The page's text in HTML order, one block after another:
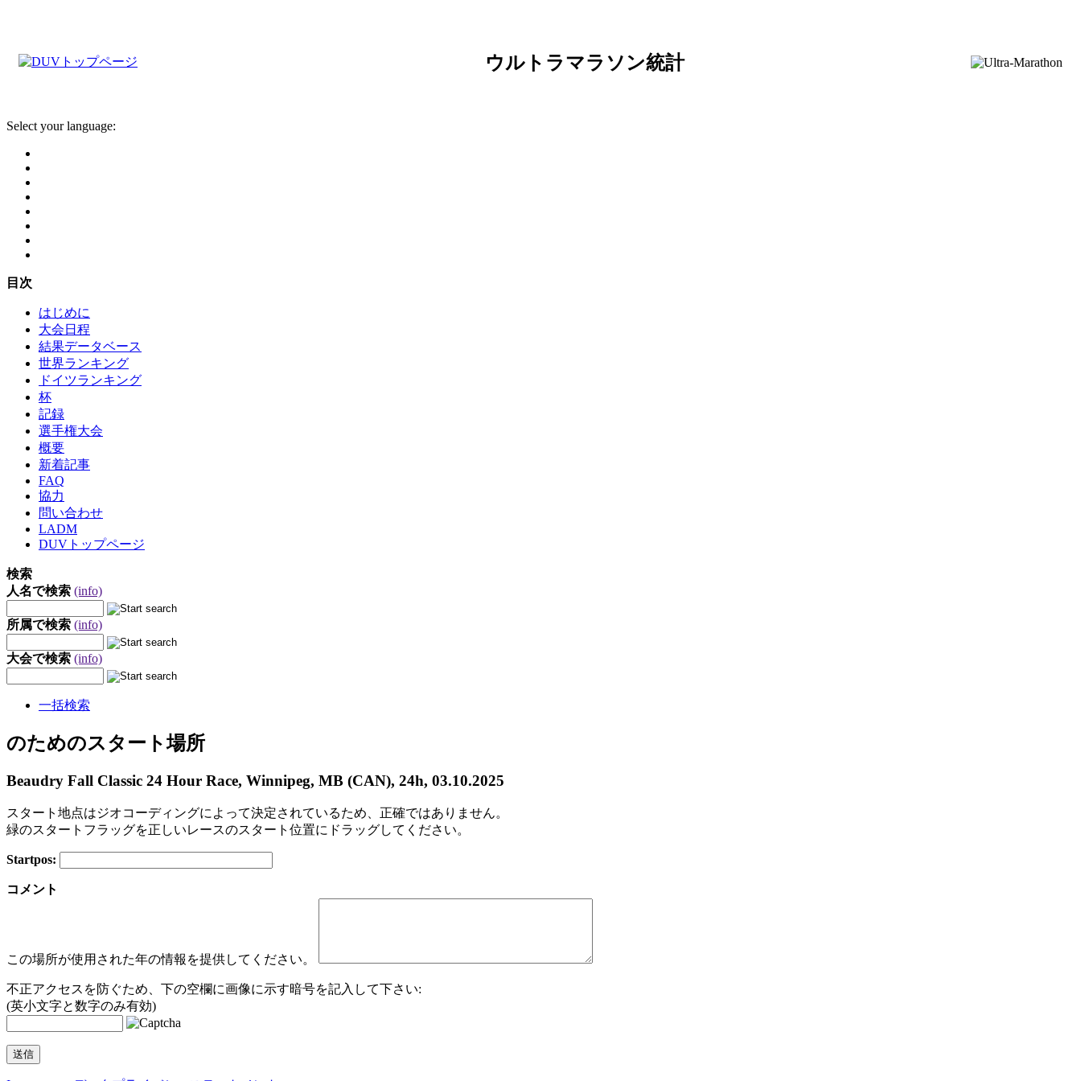
ウルトラマラソン統計
Select your language:
目次
はじめに
大会日程
結果データベース
世界ランキング
ドイツランキング
杯
記録
選手権大会
概要
新着記事
FAQ
協力
問い合わせ
LADM
DUVトップページ
検索
人名で検索 (info)
所属で検索 (info)
大会で検索 (info)
一括検索
のためのスタート場所
Beaudry Fall Classic 24 Hour Race, Winnipeg, MB (CAN), 24h, 03.10.2025
スタート地点はジオコーディングによって決定されているため、正確ではありません。
緑のスタートフラッグを正しいレースのスタート位置にドラッグしてください。
−
Startpos:
コメント
この場所が使用された年の情報を提供してください。
不正アクセスを防ぐため、下の空欄に画像に示す暗号を記入して下さい:
(英小文字と数字のみ有効)